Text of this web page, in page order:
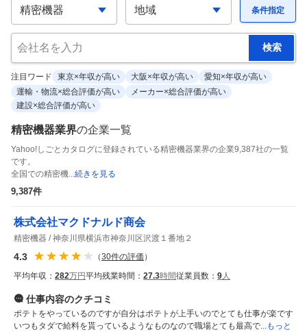
条件指定
注目ワード 東京×年収が高い 大阪×年収が高い
愛知×年収が高い
運輸・物流×総合評価が高い
メーカー×総合評価が高い
建設×総合評価が高い
精密機器業界の企業一覧
Yahoo!しごとカタログに登録されている精密機器業界の企業9,387社の一覧
です。
全国での精密機...続きを見る
9,387件
株式会社マクドナルド商会
精密機器 神奈川県横浜市神奈川区沢渡１番地２
4.3 （30件の評価 ）
平均年収： 282万円平均残業時間： 27.3時間従業員数： 9 人
仕事内容のクチコミ
ポテトをやっているのですが自分はポテトが上手いのでとても仕事が楽です
いつもタダで給料を貰っているようなものなので職場とても最高で ...もっと